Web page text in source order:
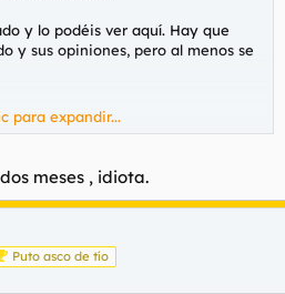
y lo podéis ver aquí. Hay que
y sus opiniones, pero al menos se
detallada, consulte nuestra
para expandir...
meses , idiota.
Puto asco de tío